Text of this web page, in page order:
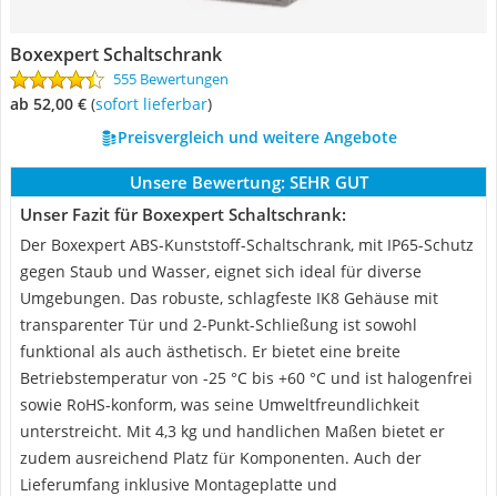
Boxexpert Schaltschrank
555 Bewertungen
ab 52,00 € ( Sofort lieferbar)
Preisvergleich und weitere Angebote
Unsere Bewertung: SEHR GUT
Unser Fazit für Boxexpert Schaltschrank:
Der Boxexpert ABS-Kunststoff-Schaltschrank, mit IP65-Schutz
gegen Staub und Wasser, eignet sich ideal für diverse
Umgebungen. Das robuste, schlagfeste IK8 Gehäuse mit
transparenter Tür und 2-Punkt-Schließung ist sowohl
funktional als auch ästhetisch. Er bietet eine breite
Betriebstemperatur von -25 °C bis +60 °C und ist halogenfrei
sowie RoHS-konform, was seine Umweltfreundlichkeit
unterstreicht. Mit 4,3 kg und handlichen Maßen bietet er
zudem ausreichend Platz für Komponenten. Auch der
Lieferumfang inklusive Montageplatte und